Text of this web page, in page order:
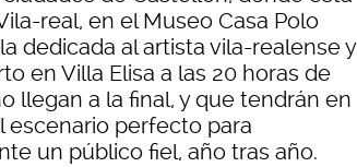
real, en el Museo Casa Polo
dedicada al artista vila-realense y
en Villa Elisa a las 20 horas de
llegan a la final, y que tendrán en
escenario perfecto para
un público fiel, año tras año.